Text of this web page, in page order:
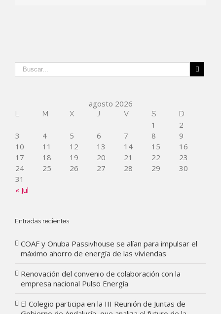
agosto 2026
L M X J V S D
« Jul
1
2
3
4 5 6 7 8
9
10
11 12 13 14 15
16
17
18 19 20 21 22
23
24
25 26 27 28 29
30
31
Entradas recientes
COAF y Onuba Passivhouse se alían para impulsar el
máximo ahorro de energía de las viviendas
Renovación del convenio de colaboración con la
empresa nacional Pulso Energía
El Colegio participa en la III Reunión de Juntas de